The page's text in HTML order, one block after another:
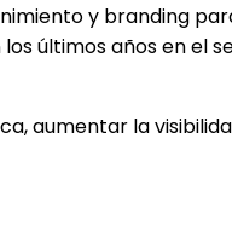
y branding
últimos años en el
aumentar la